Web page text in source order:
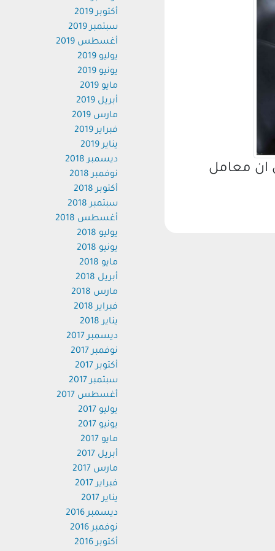
معامل
أكتوبر 2019
سبتمبر 2019
أغسطس 2019
يوليو 2019
يونيو 2019
مايو 2019
أبريل 2019
مارس 2019
فبراير 2019
يناير 2019
ديسمبر 2018
نوفمبر 2018
أكتوبر 2018
سبتمبر 2018
أغسطس 2018
يوليو 2018
يونيو 2018
مايو 2018
أبريل 2018
مارس 2018
فبراير 2018
يناير 2018
ديسمبر 2017
نوفمبر 2017
أكتوبر 2017
سبتمبر 2017
أغسطس 2017
يوليو 2017
يونيو 2017
مايو 2017
أبريل 2017
مارس 2017
فبراير 2017
يناير 2017
ديسمبر 2016
نوفمبر 2016
أكتوبر 2016